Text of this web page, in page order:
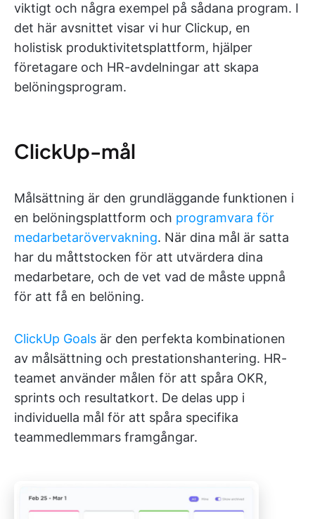
viktigt och några exempel på sådana program. I
det här avsnittet visar vi hur Clickup, en
holistisk produktivitetsplattform, hjälper
företagare och HR-avdelningar att skapa
belöningsprogram.
ClickUp-mål
Målsättning är den grundläggande funktionen i
en belöningsplattform och programvara för
medarbetarövervakning. När dina mål är satta
har du måttstocken för att utvärdera dina
medarbetare, och de vet vad de måste uppnå
för att få en belöning.
ClickUp Goals är den perfekta kombinationen
av målsättning och prestationshantering. HR-
teamet använder målen för att spåra OKR,
sprints och resultatkort. De delas upp i
individuella mål för att spåra specifika
teammedlemmars framgångar.